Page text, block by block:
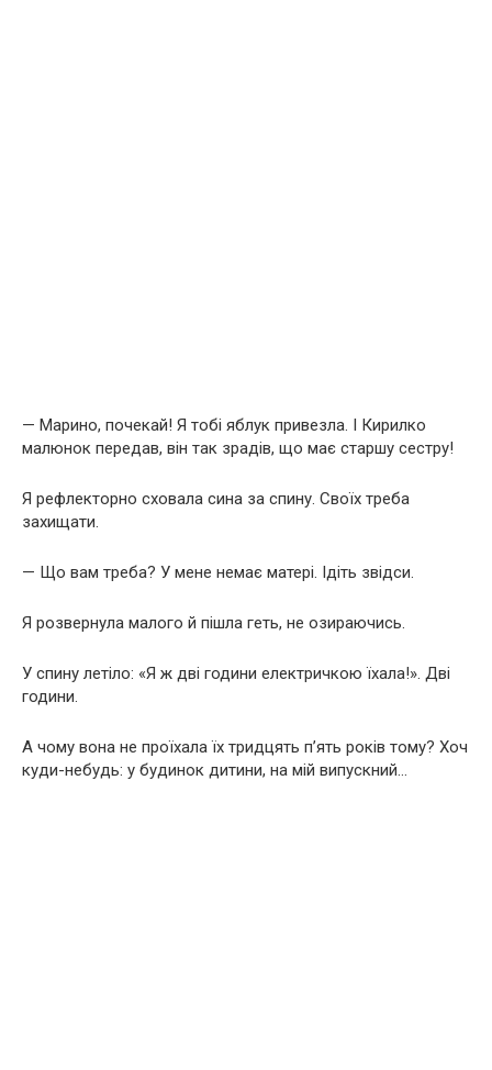
— Марино, почекай! Я тобі яблук привезла. І Кирилко
малюнок передав, він так зрадів, що має старшу сестру!
Я рефлекторно сховала сина за спину. Своїх треба
захищати.
— Що вам треба? У мене немає матері. Ідіть звідси.
Я розвернула малого й пішла геть, не озираючись.
У спину летіло: «Я ж дві години електричкою їхала!». Дві
години.
А чому вона не проїхала їх тридцять п’ять років тому? Хоч
куди-небудь: у будинок дитини, на мій випускний…